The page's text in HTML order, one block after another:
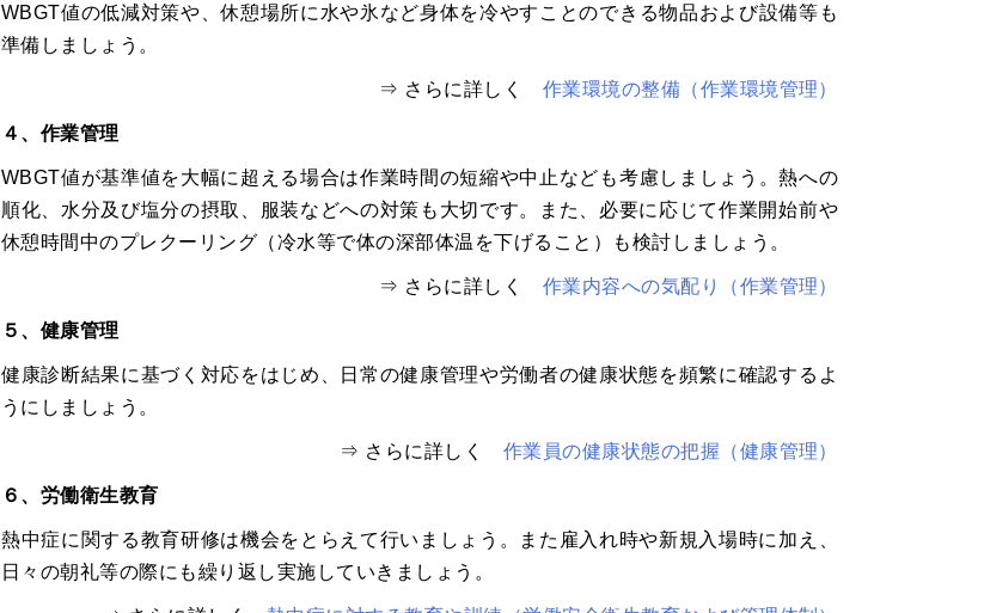
WBGT値の低減対策や、休憩場所に水や氷など身体を冷やすことのできる物品および設備等も
準備しましょう。
⇒ さらに詳しく 作業環境の整備（作業環境管理）
４、作業管理
WBGT値が基準値を大幅に超える場合は作業時間の短縮や中止なども考慮しましょう。熱への
順化、水分及び塩分の摂取、服装などへの対策も大切です。また、必要に応じて作業開始前や
休憩時間中のプレクーリング（冷水等で体の深部体温を下げること）も検討しましょう。
⇒ さらに詳しく 作業内容への気配り（作業管理）
５、健康管理
健康診断結果に基づく対応をはじめ、日常の健康管理や労働者の健康状態を頻繁に確認するよ
うにしましょう。
⇒ さらに詳しく 作業員の健康状態の把握（健康管理）
６、労働衛生教育
熱中症に関する教育研修は機会をとらえて行いましょう。また雇入れ時や新規入場時に加え、
日々の朝礼等の際にも繰り返し実施していきましょう。